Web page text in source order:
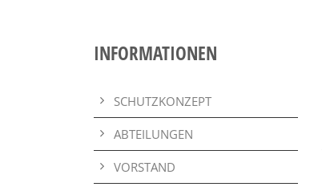
INFORMATIONEN
SCHUTZKONZEPT
ABTEILUNGEN
VORSTAND